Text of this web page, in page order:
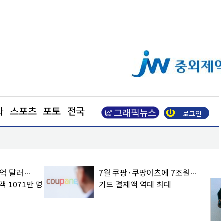
스포츠 포토 전국 로그인
달러…
1071만 명
7월 쿠팡·쿠팡이츠에 7조원…
카드 결제액 역대 최대